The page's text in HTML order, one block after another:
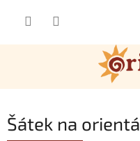
Šátek na